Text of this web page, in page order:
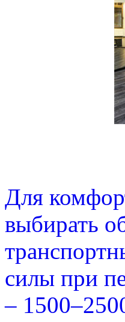
Для
выбирать
силы при
–